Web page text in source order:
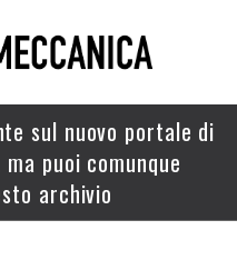
sul nuovo portale di
puoi comunque
archivio